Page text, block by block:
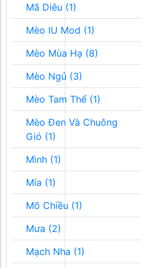
Mã Diêu (1)
Mèo IU Mod (1)
Mèo Mùa Hạ (8)
Mèo Ngủ (3)
Mèo Tam Thể (1)
Mèo Đen Và Chuông
Gió (1)
Mình (1)
Mía (1)
Mõ Chiều (1)
Mưa (2)
Mạch Nha (1)